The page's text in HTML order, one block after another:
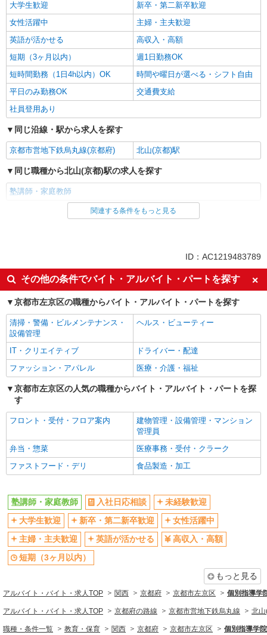
大学生歓迎
新卒・第二新卒歓迎
女性活躍中
主婦・主夫歓迎
英語が活かせる
高収入・高額
短期（3ヶ月以内）
週1日勤務OK
短時間勤務（1日4h以内）OK
時間や曜日が選べる・シフト自由
平日のみ勤務OK
交通費支給
社員登用あり
同じ沿線・駅から求人を探す
京都市営地下鉄烏丸線(京都府) 北山(京都)駅
同じ職種から北山(京都)駅の求人を探す
塾講師・家庭教師
同じ雇用形態から北山(京都)駅の求人を探す
入社日応相談
未経験歓迎
大学生歓迎
新卒・第二新卒歓迎
女性活躍中
主婦・主夫歓迎
英語が活かせる
高収入・高額
短期（3ヶ月以内）
週1日勤務OK
短時間勤務（1日4h以内）OK
時間や曜日が選べる・シフト自由
平日のみ勤務OK
交通費支給
社員登用あり
同じ職種から求人を探す
教育・保育
塾講師・家庭教師
同じ特徴から求人を探す
未経験歓迎
大学生歓迎
英語が活かせる
短期（3ヶ月以内）
週1日勤務OK
短時間勤務（1日4h以内）OK
交通費支給
社員登用あり
関連する条件をもっと見る
ID：AC1219483789
その他の条件でバイト・アルバイト・パートを探す
京都市左京区の職種からバイト・アルバイト・パートを探す
清掃・警備・ビルメンテナンス・
設備管理
ヘルス・ビューティー
IT・クリエイティブ
ドライバー・配達
ファッション・アパレル
医療・介護・福祉
京都市左京区の人気の職種からバイト・アルバイト・パートを探
す
フロント・受付・フロア案内
建物管理・設備管理・マンション
管理員
弁当・惣菜
医療事務・受付・クラーク
ファストフード・デリ
食品製造・加工
塾講師・家庭教師 入社日応相談
未経験歓迎
大学生歓迎
新卒・第二新卒歓迎
女性活躍中
主婦・主夫歓迎
英語が活かせる
高収入・高額
短期（3ヶ月以内）
もっと見る
アルバイト・バイト・求人TOP 関西 京都府 京都市左京区 個別指導学
アルバイト・バイト・求人TOP 京都府の路線 京都市営地下鉄烏丸線 北
職種・条件一覧 教育・保育 関西 京都府 京都市左京区 個別指導学